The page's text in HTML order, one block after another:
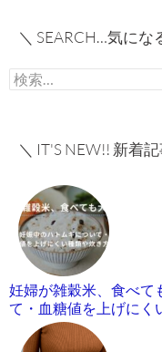
＼ SEARCH…気にな
検
索:
＼ IT'S NEW!! 新着記
妊婦が雑穀米、食べて
て・血糖値を上げにく